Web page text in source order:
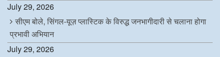
July 29, 2026
सीएम बोले, सिंगल-यूज़ प्लास्टिक के विरुद्ध जनभागीदारी से चलाना होगा
प्रभावी अभियान
July 29, 2026